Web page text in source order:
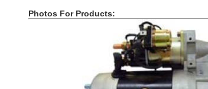
Photos For Products: